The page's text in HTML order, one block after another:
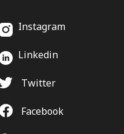
Instagram
Linkedin
Twitter
Facebook